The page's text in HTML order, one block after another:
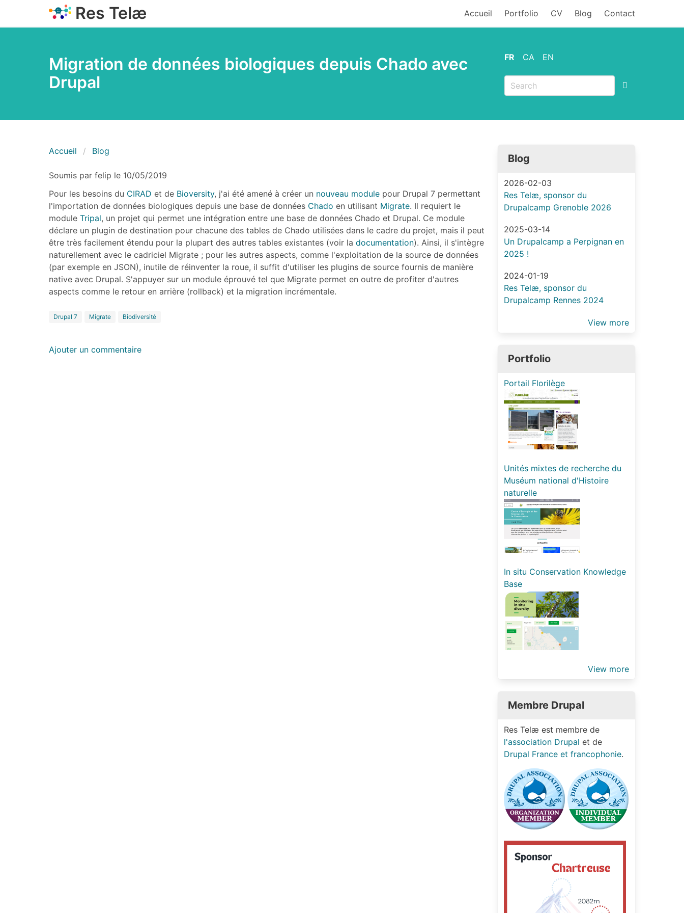
contenu
Res Telæ Accueil Portfolio CV Blog Contact
Migration de données biologiques depuis Chado avec
Drupal
FR CA EN
Fil d'Ariane
Accueil Blog
Soumis par felip le 10/05/2019
Pour les besoins du CIRAD et de Bioversity, j'ai été amené à créer un nouveau module pour Drupal 7 permettant
l'importation de données biologiques depuis une base de données Chado en utilisant Migrate. Il requiert le
module Tripal, un projet qui permet une intégration entre une base de données Chado et Drupal. Ce module
déclare un plugin de destination pour chacune des tables de Chado utilisées dans le cadre du projet, mais il peut
être très facilement étendu pour la plupart des autres tables existantes (voir la documentation). Ainsi, il s'intègre
naturellement avec le cadriciel Migrate ; pour les autres aspects, comme l'exploitation de la source de données
(par exemple en JSON), inutile de réinventer la roue, il suffit d'utiliser les plugins de source fournis de manière
native avec Drupal. S'appuyer sur un module éprouvé tel que Migrate permet en outre de profiter d'autres
aspects comme le retour en arrière (rollback) et la migration incrémentale.
Drupal 7 Migrate Biodiversité
Ajouter un commentaire
Blog
2026-02-03
Res Telæ, sponsor du
Drupalcamp Grenoble 2026
2025-03-14
Un Drupalcamp a Perpignan en
2025 !
2024-01-19
Res Telæ, sponsor du
Drupalcamp Rennes 2024
View more
Portfolio
Portail Florilège
Unités mixtes de recherche du
Muséum national d'Histoire
naturelle
In situ Conservation Knowledge
Base
View more
Membre Drupal
Res Telæ est membre de
l'association Drupal et de
Drupal France et francophonie.